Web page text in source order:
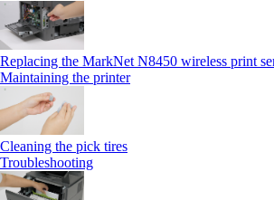
Replacing the MarkNet N8450 wireless print
Maintaining the printer
Cleaning the pick tires
Troubleshooting